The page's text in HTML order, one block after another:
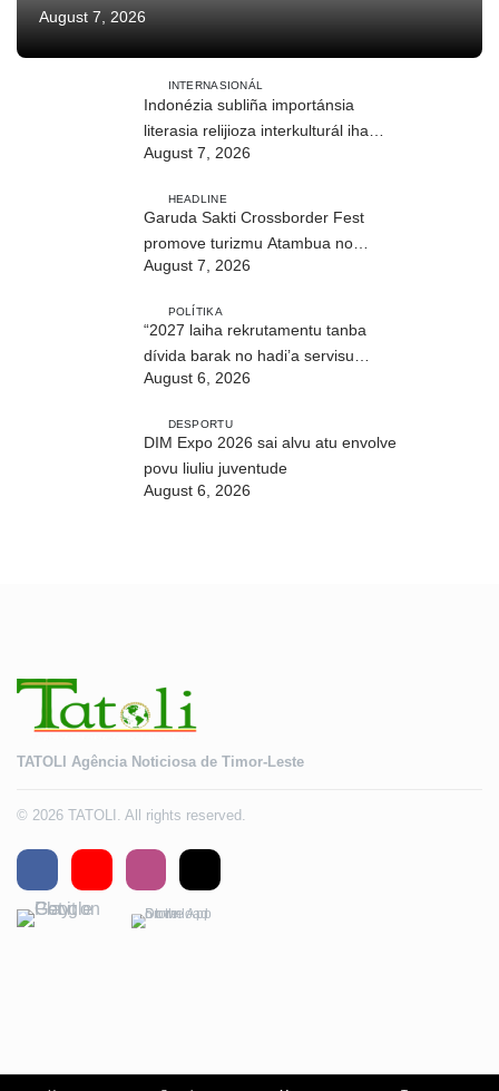
August 7, 2026
INTERNASIONÁL
Indonézia subliña importánsia
literasia relijioza interkulturál iha
ASEAN
August 7, 2026
HEADLINE
Garuda Sakti Crossborder Fest
promove turizmu Atambua no
hametin relasaun TL–Indonézia
August 7, 2026
POLÍTIKA
“2027 laiha rekrutamentu tanba
dívida barak no hadi’a servisu
bazeia ba grau”
August 6, 2026
DESPORTU
DIM Expo 2026 sai alvu atu envolve
povu liuliu juventude
August 6, 2026
TATOLI Agência Noticiosa de Timor-Leste
© 2026 TATOLI. All rights reserved.